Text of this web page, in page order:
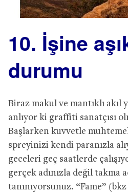
10. İşine
durumu
Biraz makul ve mantıklı akıl
anlıyor ki graffiti sanatçısı
Başlarken kuvvetle
spreyinizi kendi paranızla
geceleri geç saatlerde
gerçek adınızla değil takma
tanınıyorsunuz. “Fame”